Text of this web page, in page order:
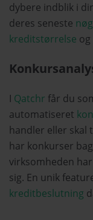
dybere indblik i
deres seneste
kreditstørrelse
I Qatchr får du
automatiseret
handler eller skal
har konkurser
virksomheden
sig. En unik
kreditbeslutning